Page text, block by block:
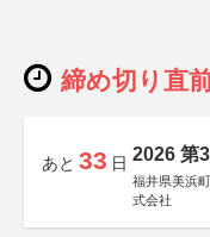
締め切り直
あと 33 日 2026 第
福井県美浜
式会社